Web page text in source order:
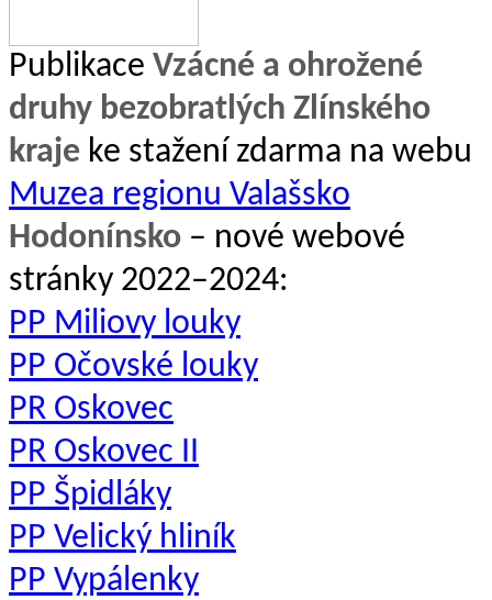
Publikace Vzácné a ohrožené
druhy bezobratlých Zlínského
kraje ke stažení zdarma na webu
Muzea regionu Valašsko
Hodonínsko – nové webové
stránky 2022–2024:
PP Miliovy louky
PP Očovské louky
PR Oskovec
PR Oskovec II
PP Špidláky
PP Velický hliník
PP Vypálenky